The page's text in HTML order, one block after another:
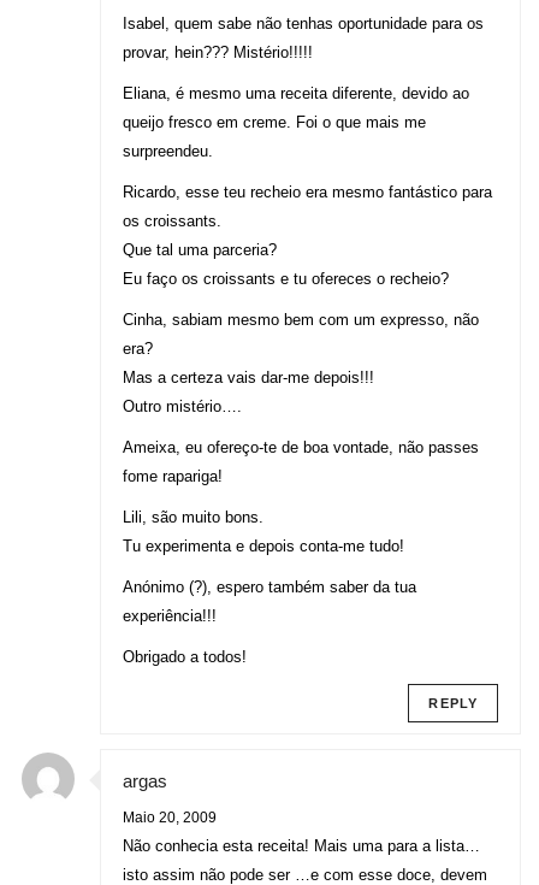
Isabel, quem sabe não tenhas oportunidade para os
provar, hein??? Mistério!!!!!
Eliana, é mesmo uma receita diferente, devido ao
queijo fresco em creme. Foi o que mais me
surpreendeu.
Ricardo, esse teu recheio era mesmo fantástico para
os croissants.
Que tal uma parceria?
Eu faço os croissants e tu ofereces o recheio?
Cinha, sabiam mesmo bem com um expresso, não
era?
Mas a certeza vais dar-me depois!!!
Outro mistério….
Ameixa, eu ofereço-te de boa vontade, não passes
fome rapariga!
Lili, são muito bons.
Tu experimenta e depois conta-me tudo!
Anónimo (?), espero também saber da tua
experiência!!!
Obrigado a todos!
REPLY
argas
Maio 20, 2009
Não conhecia esta receita! Mais uma para a lista…
isto assim não pode ser …e com esse doce, devem